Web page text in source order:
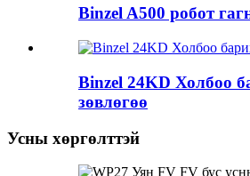
Binzel A500 робот
Binzel 24KD Холбоо
зөвлөгөө
Усны хөргөлттэй